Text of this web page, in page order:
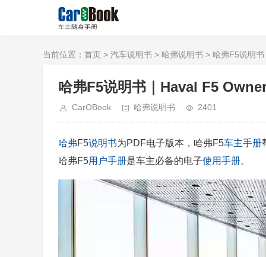
当前位置： 首页 > 汽车说明书 > 哈弗说明书 > 哈弗F5说明
哈弗F5说明书｜Haval F5
CarOBook 哈弗说明书 2401
哈弗F5说明书为PDF电子版本，哈弗F5车主手册
哈弗F5用户手册是车主必备的电子使用手册。